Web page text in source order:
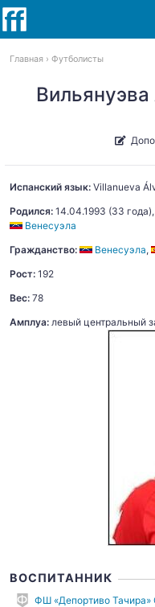
Главная Футболисты
Испанский язык: Villanueva
Родился: 14.04.1993 (33 года),
Венесуэла
Гражданство:
Венесуэла,
Рост: 192
Вес: 78
Амплуа: левый центральный
ВОСПИТАННИК
ФШ «Депортиво Тачира»